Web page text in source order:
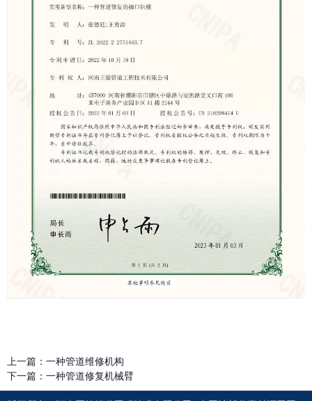
上一篇： 一种管道维修机构
下一篇： 一种管道修复机械臂